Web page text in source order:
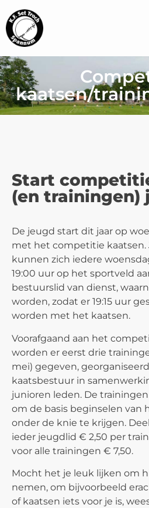
kaatsen/
Start
(en trainingen)
De jeugd start dit jaar op
met het competitie kaatsen.
kunnen zich iedere
19:00 uur op het sportveld
bestuurslid van dienst,
worden, zodat er 19:15 uur
worden met het kaatsen.
Voorafgaand aan het
worden er eerst drie
mei) gegeven,
kaatsbestuur in
junioren leden. De
om de basis beginselen van
onder de knie te krijgen.
ieder jeugdlid € 2,50 per
voor alle trainingen € 7,50.
Mocht het je leuk lijken om
nemen, om bijvoorbeeld
of kaatsen iets voor je is,